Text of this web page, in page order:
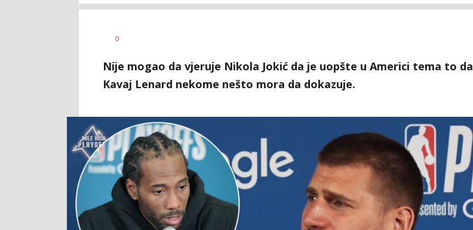
AUTOR
0
Nije mogao da vjeruje Nikola Jokić da je uopšte u Americi tema to da
Kavaj Lenard nekome nešto mora da dokazuje.